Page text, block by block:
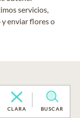
servicios,
enviar flores o
CLARA BUSCAR